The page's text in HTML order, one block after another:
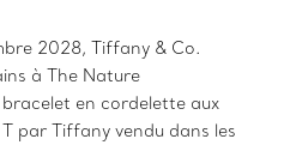
2028, Tiffany & Co.
à The Nature
en cordelette aux
par Tiffany vendu dans les